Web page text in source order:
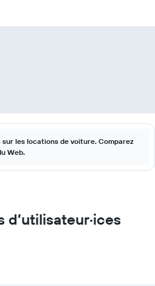
sur les locations de voiture. Comparez
Web.
d’utilisateur·ices